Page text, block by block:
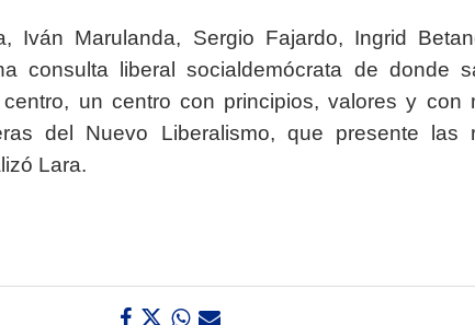
Iván Marulanda, Sergio Fajardo, Ingrid
consulta liberal socialdemócrata de donde
un centro con principios, valores y con
del Nuevo Liberalismo, que presente las
Lara.